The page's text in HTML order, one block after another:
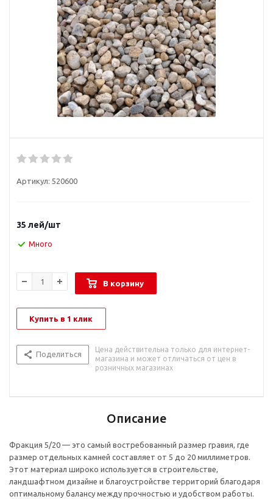
Артикул: 520600
35 лей/шт
Много
В корзину
Купить в 1 клик
Поделиться
Цена действительна только для интернет-
магазина и может отличаться от цен в
розничных магазинах
Описание
Фракция 5/20 — это самый востребованный размер гравия, где
размер отдельных камней составляет от 5 до 20 миллиметров.
Этот материал широко используется в строительстве,
ландшафтном дизайне и благоустройстве территорий благодаря
оптимальному балансу между прочностью и удобством работы.